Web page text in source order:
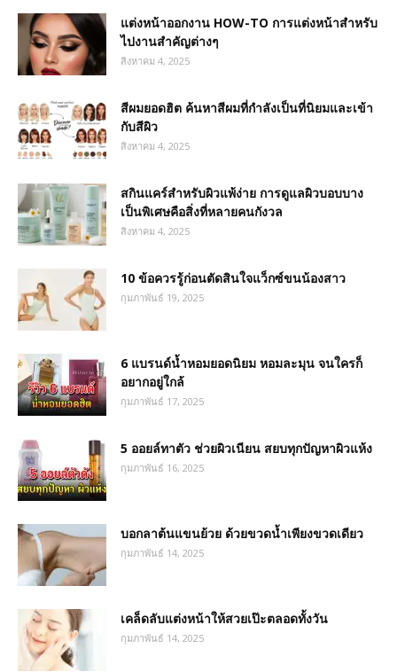
แต่งหน้าออกงาน HOW-TO การแต่งหน้าสำหรับ
ไปงานสำคัญต่างๆ
สิงหาคม 4, 2025
สีผมยอดฮิต ค้นหาสีผมที่กำลังเป็นที่นิยมและเข้า
กับสีผิว
สิงหาคม 4, 2025
สกินแคร์สำหรับผิวแพ้ง่าย การดูแลผิวบอบบาง
เป็นพิเศษคือสิ่งที่หลายคนกังวล
สิงหาคม 4, 2025
10 ข้อควรรู้ก่อนตัดสินใจแว็กซ์ขนน้องสาว
กุมภาพันธ์ 19, 2025
6 แบรนด์น้ำหอมยอดนิยม หอมละมุน จนใครก็
อยากอยู่ใกล้
กุมภาพันธ์ 17, 2025
5 ออยล์ทาตัว ช่วยผิวเนียน สยบทุกปัญหาผิวแห้ง
กุมภาพันธ์ 16, 2025
บอกลาต้นแขนย้วย ด้วยขวดน้ำเพียงขวดเดียว
กุมภาพันธ์ 14, 2025
เคล็ดลับแต่งหน้าให้สวยเป๊ะตลอดทั้งวัน
กุมภาพันธ์ 14, 2025